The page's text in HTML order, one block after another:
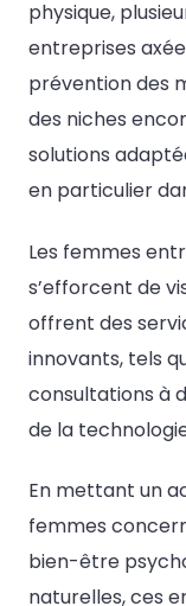
physique,
entreprises
prévention des
des niches
solutions
en particulier
Les femmes
s’efforcent de
offrent des
innovants, tels
consultations à
de la
En mettant un
femmes
bien-être
naturelles, ces